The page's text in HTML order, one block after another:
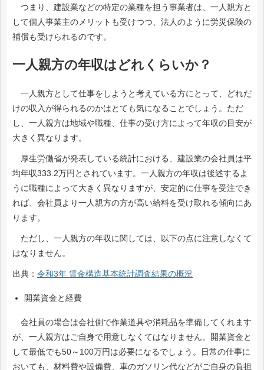
つまり、建設業などの特定の業種を担う事業者は、一人親方と
して個人事業主のメリットも受けつつ、法人のように労災保険の
補償も受けられるのです。
一人親方の年収はどれくらいか？
一人親方として仕事をしようと考えている方にとって、どれだ
けの収入が得られるのかはとても気になることでしょう。ただ
し、一人親方は地域や職種、仕事の受け方によって年収の目安が
大きく異なります。
厚生労働省が発表している統計における、建設業の会社員は平
均年収333.2万円とされています。一人親方の年収は後述するよ
うに職種によって大きく異なりますが、安定的に仕事を受注でき
れば、会社員より一人親方の方が高い給料を受け取れる傾向にあ
ります。
ただし、一人親方の年収に関しては、以下の点に注意しなくて
はなりません。
出典： 令和3年 賃金構造基本統計調査結果の概況
開業資金と経費
会社員の場合は会社側で作業道具や消耗品を準備してくれます
が、一人親方はご自身で用意しなくてはなりません。開業資金と
して最低でも50～100万円は必要になるでしょう。日常の仕事に
おいても、材料費や設備費、車のガソリン代などがご自身の負担